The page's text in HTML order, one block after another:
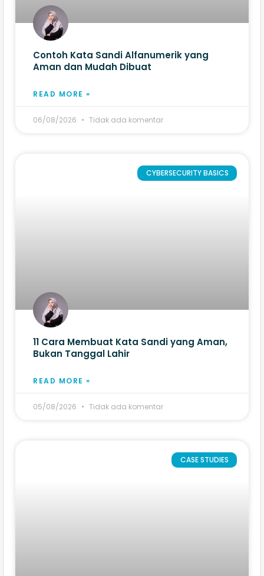
Contoh Kata Sandi Alfanumerik yang
Aman dan Mudah Dibuat
READ MORE »
06/08/2026 Tidak ada komentar
CYBERSECURITY BASICS
11 Cara Membuat Kata Sandi yang Aman,
Bukan Tanggal Lahir
READ MORE »
05/08/2026 Tidak ada komentar
CASE STUDIES